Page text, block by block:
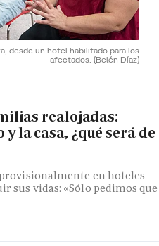
desde un hotel habilitado para los
afectados. (Belén Díaz)
realojadas:
la casa, ¿qué será de
en hoteles
sus vidas: «Sólo pedimos que